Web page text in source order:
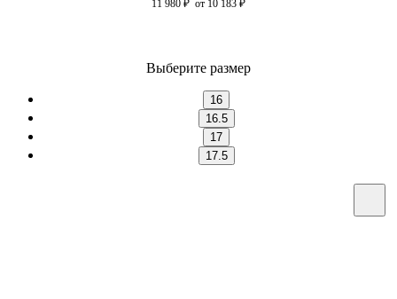
11 980 ₽ от 10 183 ₽
Выберите размер
16
16.5
17
17.5